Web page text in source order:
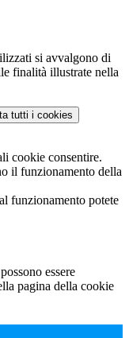
si avvalgono di
finalità illustrate nella
tutti i cookies
cookie consentire.
il funzionamento della
funzionamento potete
essere
pagina della cookie